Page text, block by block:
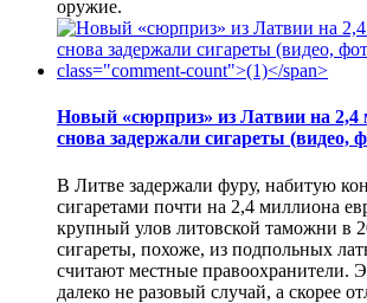
оружие.
Новый «сюрприз» из Латвии на 2,4
снова задержали сигареты (видео,
В Литве задержали фуру, набитую
сигаретами почти на 2,4 миллиона
крупный улов литовской таможни в
сигареты, похоже, из подпольных
считают местные правоохранители.
далеко не разовый случай, а скорее